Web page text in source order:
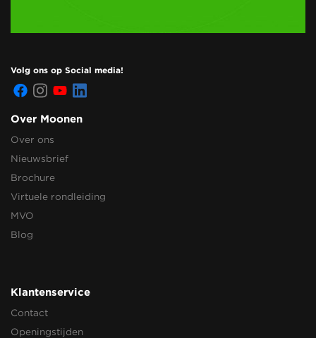
Volg ons op Social media!
Over Moonen
Over ons
Nieuwsbrief
Brochure
Virtuele rondleiding
MVO
Blog
Klantenservice
Contact
Openingstijden